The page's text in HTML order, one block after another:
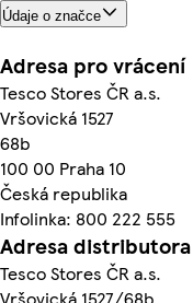
Údaje o značce
Adresa pro vrácení
Tesco Stores ČR a.s.
Vršovická 1527
68b
100 00 Praha 10
Česká republika
Infolinka: 800 222 555
Adresa distributora
Tesco Stores ČR a.s.